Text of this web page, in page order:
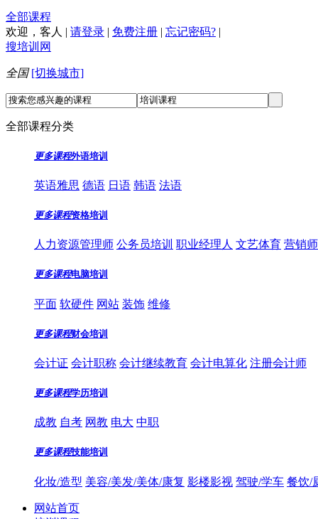
全部课程
欢迎， 客人 | 请登录 | 免费注册 | 忘记密码? |
搜培训网
全国 [切换城市]
全部课程分类
更多课程外语培训
英语雅思 德语 日语 韩语 法语
更多课程资格培训
人力资源管理师 公务员培训 职业经理人 文艺体育 营销
更多课程电脑培训
平面 软硬件 网站 装饰 维修
更多课程财会培训
会计证 会计职称 会计继续教育 会计电算化 注册会计师
更多课程学历培训
成教 自考 网教 电大 中职
更多课程技能培训
化妆/造型 美容/美发/美体/康复 影楼影视 驾驶/学车 餐饮/
网站首页